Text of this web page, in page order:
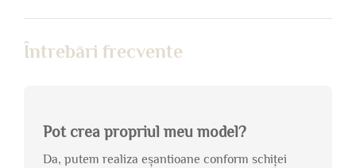
Întrebări frecvente
Pot crea propriul meu model?
Da, putem realiza eșantioane conform schiței